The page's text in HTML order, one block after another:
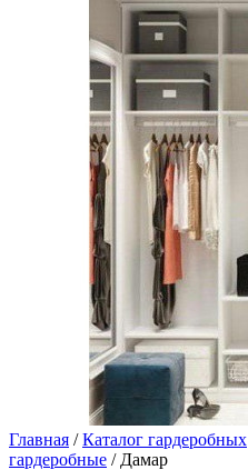
Главная /Каталог гардеробных
гардеробные / Дамар